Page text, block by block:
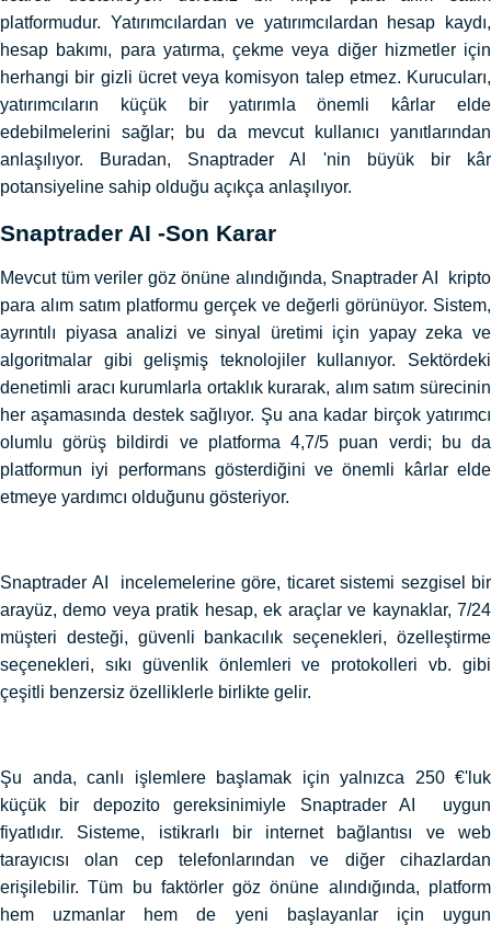
platformudur. Yatırımcılardan ve yatırımcılardan hesap kaydı,
hesap bakımı, para yatırma, çekme veya diğer hizmetler için
herhangi bir gizli ücret veya komisyon talep etmez. Kurucuları,
yatırımcıların küçük bir yatırımla önemli kârlar elde
edebilmelerini sağlar; bu da mevcut kullanıcı yanıtlarından
anlaşılıyor. Buradan, Snaptrader AI 'nin büyük bir kâr
potansiyeline sahip olduğu açıkça anlaşılıyor.
Snaptrader AI -Son Karar
Mevcut tüm veriler göz önüne alındığında, Snaptrader AI kripto
para alım satım platformu gerçek ve değerli görünüyor. Sistem,
ayrıntılı piyasa analizi ve sinyal üretimi için yapay zeka ve
algoritmalar gibi gelişmiş teknolojiler kullanıyor. Sektördeki
denetimli aracı kurumlarla ortaklık kurarak, alım satım sürecinin
her aşamasında destek sağlıyor. Şu ana kadar birçok yatırımcı
olumlu görüş bildirdi ve platforma 4,7/5 puan verdi; bu da
platformun iyi performans gösterdiğini ve önemli kârlar elde
etmeye yardımcı olduğunu gösteriyor.
Snaptrader AI incelemelerine göre, ticaret sistemi sezgisel bir
arayüz, demo veya pratik hesap, ek araçlar ve kaynaklar, 7/24
müşteri desteği, güvenli bankacılık seçenekleri, özelleştirme
seçenekleri, sıkı güvenlik önlemleri ve protokolleri vb. gibi
çeşitli benzersiz özelliklerle birlikte gelir.
Şu anda, canlı işlemlere başlamak için yalnızca 250 €'luk
küçük bir depozito gereksinimiyle Snaptrader AI uygun
fiyatlıdır. Sisteme, istikrarlı bir internet bağlantısı ve web
tarayıcısı olan cep telefonlarından ve diğer cihazlardan
erişilebilir. Tüm bu faktörler göz önüne alındığında, platform
hem uzmanlar hem de yeni başlayanlar için uygun